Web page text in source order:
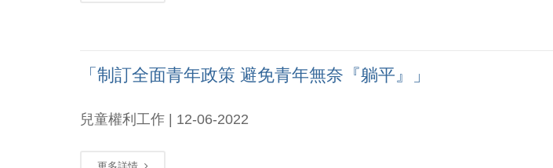
「制訂全面青年政策 避免青年無奈『躺平』」
兒童權利工作 | 12-06-2022